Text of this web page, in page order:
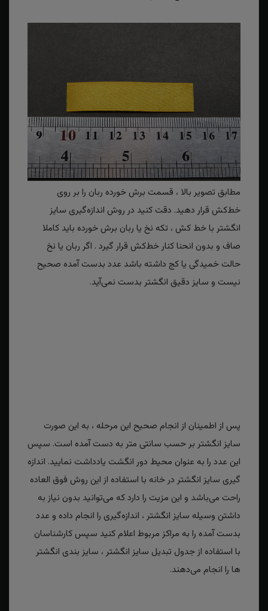
مطابق تصویر بالا ، قسمت برش خورده ربان را بر روی
خط‌کش قرار دهید. دقت کنید در روش اندازه‌گیری سایز
انگشتر با خط کش ، تکه نخ یا ربان برش خورده باید کاملا
صاف و بدون انحنا کنار خط‌کش قرار گیرد . اگر ربان یا نخ
حالت خمیدگی یا کج داشته باشد عدد بدست آمده صحیح
نیست و سایز دقیق انگشتر بدست نمی‌آید.
پس از اطمینان از انجام صحیح این مرحله ، به این صورت
سایز انگشتر بر حسب سانتی متر به دست آمده است. سپس
این عدد را به عنوان محیط دور انگشت یادداشت نمایید. اندازه
گیری سایز انگشتر در خانه با استفاده از این روش فوق العاده
راحت می‌باشد و این مزیت را دارد که می‌توانید بدون نیاز به
داشتن وسیله سایز انگشتر ، اندازه‌گیری را انجام داده و عدد
بدست آمده را به مراکز مربوط اعلام کنید سپس کارشناسان
با استفاده از جدول تبدیل سایز انگشتر ، سایز بندی انگشتر
ها را انجام می‌دهند.